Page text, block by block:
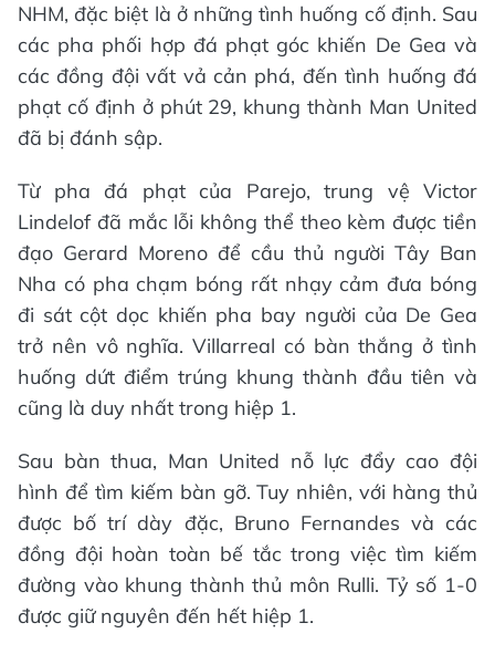
NHM, đặc biệt là ở những tình huống cố định. Sau
các pha phối hợp đá phạt góc khiến De Gea và
các đồng đội vất vả cản phá, đến tình huống đá
phạt cố định ở phút 29, khung thành Man United
đã bị đánh sập.
Từ pha đá phạt của Parejo, trung vệ Victor
Lindelof đã mắc lỗi không thể theo kèm được tiền
đạo Gerard Moreno để cầu thủ người Tây Ban
Nha có pha chạm bóng rất nhạy cảm đưa bóng
đi sát cột dọc khiến pha bay người của De Gea
trở nên vô nghĩa. Villarreal có bàn thắng ở tình
huống dứt điểm trúng khung thành đầu tiên và
cũng là duy nhất trong hiệp 1.
Sau bàn thua, Man United nỗ lực đẩy cao đội
hình để tìm kiếm bàn gỡ. Tuy nhiên, với hàng thủ
được bố trí dày đặc, Bruno Fernandes và các
đồng đội hoàn toàn bế tắc trong việc tìm kiếm
đường vào khung thành thủ môn Rulli. Tỷ số 1-0
được giữ nguyên đến hết hiệp 1.